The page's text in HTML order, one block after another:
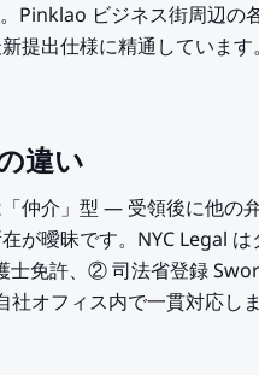
Pinklao ビジネス街周辺の
提出仕様に精通しています。
違い
仲介」型 — 受領後に他の
が曖昧です。NYC Legal
士免許、② 司法省登録
オフィス内で一貫対応し